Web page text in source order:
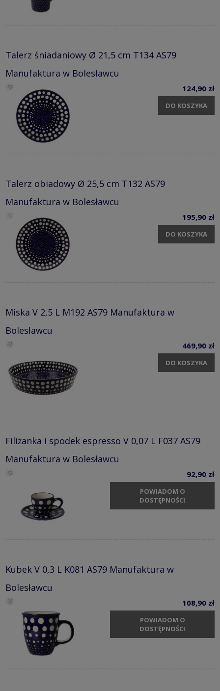
Talerz śniadaniowy Ø 21,5 cm T134 AS79
Manufaktura w Bolesławcu
124,90 zł
DO KOSZYKA
Talerz obiadowy Ø 25,5 cm T132 AS79
Manufaktura w Bolesławcu
195,90 zł
DO KOSZYKA
Miska V 2,5 L M192 AS79 Manufaktura w
Bolesławcu
469,90 zł
DO KOSZYKA
Filiżanka i spodek espresso V 0,07 L F037 AS79
Manufaktura w Bolesławcu
92,90 zł
POWIADOM O
DOSTĘPNOŚCI
Kubek V 0,3 L K081 AS79 Manufaktura w
Bolesławcu
108,90 zł
POWIADOM O
DOSTĘPNOŚCI